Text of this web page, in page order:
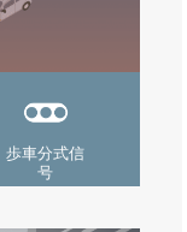
歩車分式信
号